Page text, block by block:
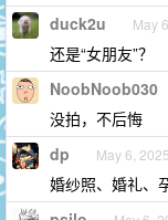
duck2u May
还是“女朋友”？
NoobNoob030
没拍，不后悔
dp May 6, 2025
婚纱照、婚礼、